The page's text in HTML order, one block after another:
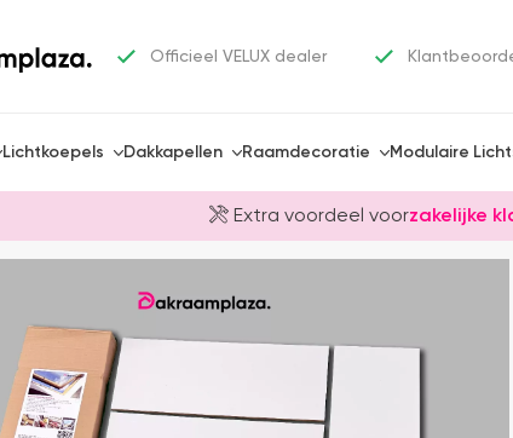
Officieel VELUX dealer
Lichtkoepels Dakkapellen Raamdecoratie Modulaire
Extra voordeel voorzakelijke